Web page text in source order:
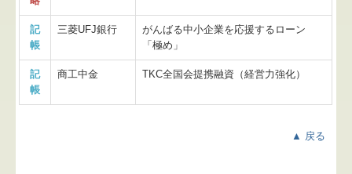
記
帳
三菱UFJ銀行
がんばる中小企業を応援するローン
「極め」
記
帳
商工中金 TKC全国会提携融資（経営力強化）
▲ 戻る